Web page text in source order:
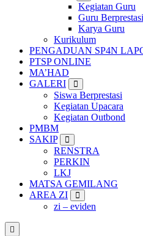
Kegiatan Guru
Guru Berprestasi
Karya Guru
Kurikulum
PENGADUAN SP4N
PTSP ONLINE
MA’HAD
GALERI
Siswa Berprestasi
Kegiatan Upacara
Kegiatan Outbond
PMBM
SAKIP
RENSTRA
PERKIN
LKJ
MATSA GEMILANG
AREA ZI
zi – eviden